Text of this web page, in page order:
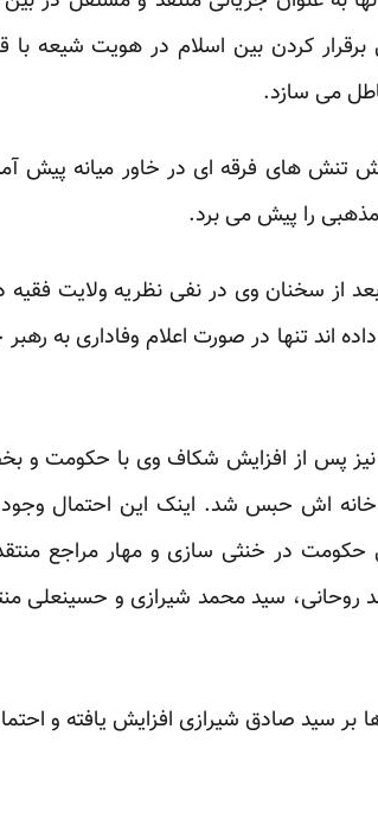
کردن بین اسلام در هویت شیعه با
می سازد.
تنش های فرقه ای در خاور میانه پیش
را پیش می برد.
از سخنان وی در نفی نظریه ولایت
تنها در صورت اعلام وفاداری به
پس از افزایش شکاف وی با حکومت و
اش حبس شد. اینک این احتمال
حکومت در خنثی سازی و مهار مراجع
سید محمد شیرازی و حسینعلی
بر سید صادق شیرازی افزایش یافته و